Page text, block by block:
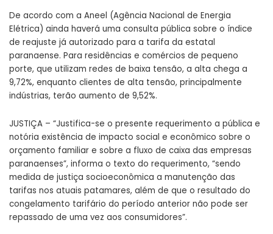
De acordo com a Aneel (Agência Nacional de Energia
Elétrica) ainda haverá uma consulta pública sobre o índice
de reajuste já autorizado para a tarifa da estatal
paranaense. Para residências e comércios de pequeno
porte, que utilizam redes de baixa tensão, a alta chega a
9,72%, enquanto clientes de alta tensão, principalmente
indústrias, terão aumento de 9,52%.
JUSTIÇA – “Justifica-se o presente requerimento a pública e
notória existência de impacto social e econômico sobre o
orçamento familiar e sobre a fluxo de caixa das empresas
paranaenses”, informa o texto do requerimento, “sendo
medida de justiça socioeconômica a manutenção das
tarifas nos atuais patamares, além de que o resultado do
congelamento tarifário do período anterior não pode ser
repassado de uma vez aos consumidores”.